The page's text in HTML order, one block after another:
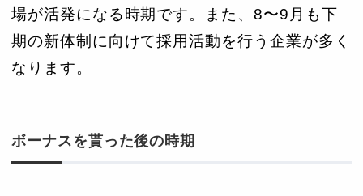
場が活発になる時期です。また、8〜9月も下
期の新体制に向けて採用活動を行う企業が多く
なります。
ボーナスを貰った後の時期